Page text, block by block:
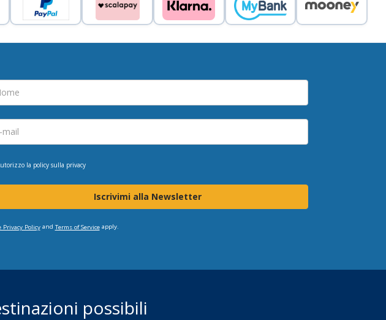
la policy sulla privacy
Iscrivimi alla Newsletter
Privacy Policyand Terms of Serviceapply.
possibili